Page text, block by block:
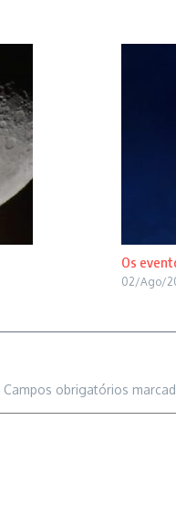
Os
02/Ago/
Campos obrigatórios